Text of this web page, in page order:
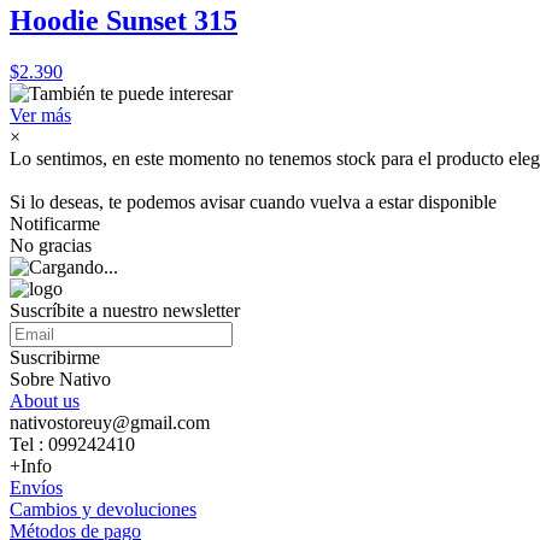
Hoodie Sunset 315
$2.390
Ver más
×
Lo sentimos, en este momento no tenemos stock para el producto
Si lo deseas, te podemos avisar cuando vuelva a estar disponible
Notificarme
No gracias
Suscríbite a nuestro newsletter
Suscribirme
Sobre Nativo
About us
nativostoreuy@gmail.com
Tel : 099242410
+Info
Envíos
Cambios y devoluciones
Métodos de pago